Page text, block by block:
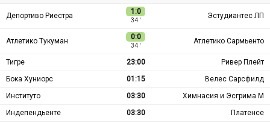
Депортиво Риестра 1:0
34 ′
Эстудиантес ЛП
Атлетико Тукуман 0:0
34 ′
Атлетико Сармьенто
Тигре 23:00
Ривер Плейт
Бока Хуниорс
01:15
Велес Сарсфилд
Институто
03:30
Химнасия и Эсгрима М
Индепендьенте
03:30 Платенсе